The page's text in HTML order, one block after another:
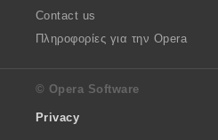
Contact us
Πληροφορίες για την Opera
© Opera Software
Privacy